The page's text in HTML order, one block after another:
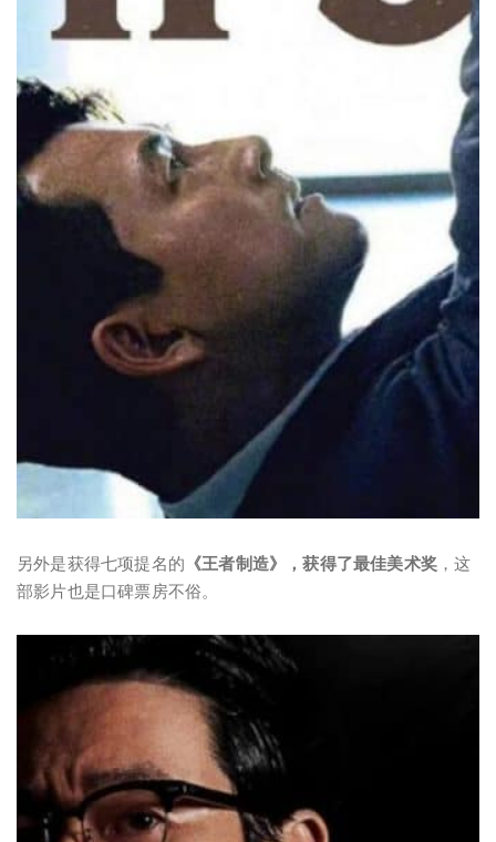
另外是获得七项提名的 《王者制造》，获得了最佳美术奖 ，这
部影片也是口碑票房不俗。